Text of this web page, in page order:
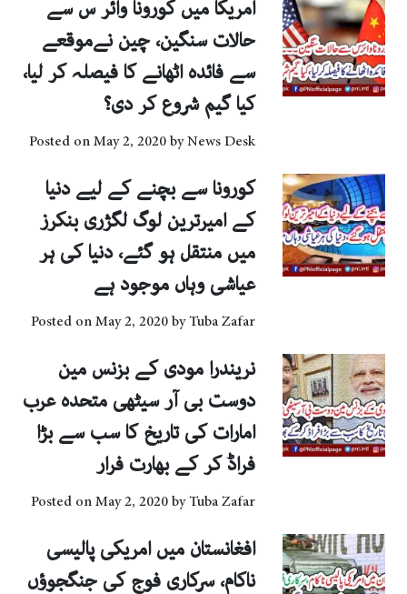
امریکا میں کورونا وائر س سے
حالات سنگین، چین نےموقعے
سے فائدہ اٹھانے کا فیصلہ کر لیا،
کیا گیم شروع کر دی؟
Posted onMay 2, 2020byNews Desk
کورونا سے بچنے کے لیے دنیا
کے امیرترین لوگ لگژری بنکرز
میں منتقل ہو گئے، دنیا کی ہر
عیاشی وہاں موجود ہے
Posted onMay 2, 2020byTuba Zafar
نریندرا مودی کے بزنس مین
دوست بی آر سیٹھی متحدہ عرب
امارات کی تاریخ کا سب سے بڑا
فراڈ کر کے بھارت فرار
Posted onMay 2, 2020byTuba Zafar
افغانستان میں امریکی پالیسی
ناکام، سرکاری فوج کی جنگجوؤں